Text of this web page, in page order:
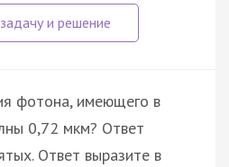
фотона, имеющего в
0,72 мкм? Ответ
Ответ выразите в